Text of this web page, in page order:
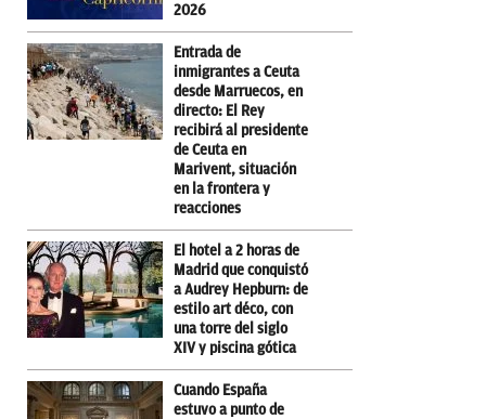
2026
Entrada de
inmigrantes a Ceuta
desde Marruecos, en
directo: El Rey
recibirá al presidente
de Ceuta en
Marivent, situación
en la frontera y
reacciones
El hotel a 2 horas de
Madrid que conquistó
a Audrey Hepburn: de
estilo art déco, con
una torre del siglo
XIV y piscina gótica
Cuando España
estuvo a punto de